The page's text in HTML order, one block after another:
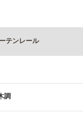
テンレール
調